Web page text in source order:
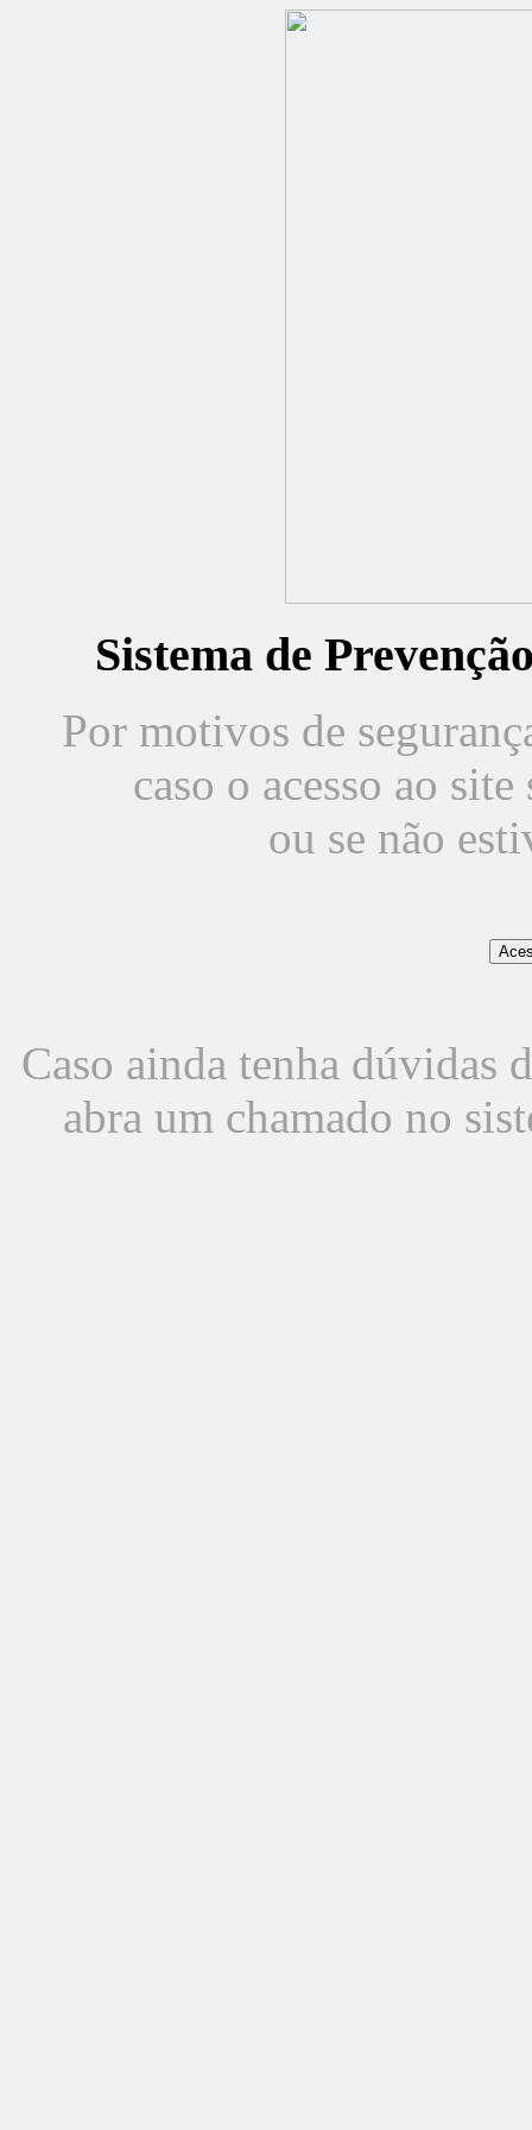
Sistema de
Por motivos de
caso o acesso ao
ou se não
Caso ainda tenha dúvidas
abra um chamado no